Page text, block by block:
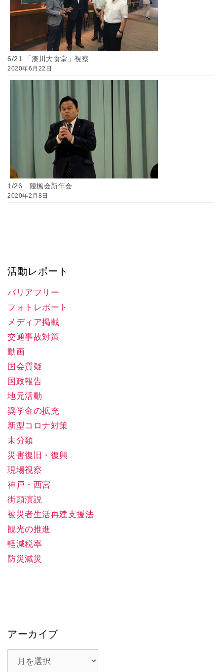
6/21 「湊川大食堂」視察
2020年6月22日
1/26 陵楓会新年会
2020年2月8日
活動レポート
バリアフリー
フォトレポート
メディア掲載
交通事故対策
動画
国会質疑
国政報告
地元活動
奨学金の拡充
新型コロナ対策
未分類
災害復旧・復興
現場視察
神戸・西宮
街頭演説
被災者生活再建支援法
観光の推進
軽減税率
防災減災
アーカイブ